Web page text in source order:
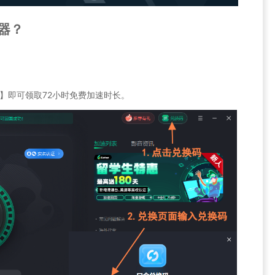
？
】即可领取72小时免费加速时长。